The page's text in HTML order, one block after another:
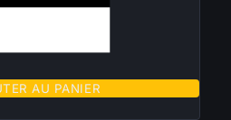
AU PANIER